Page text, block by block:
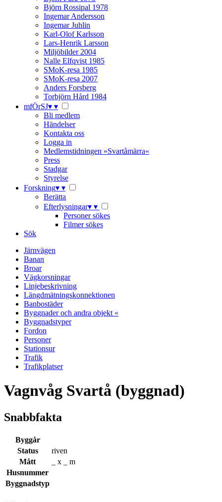
Björn Rossipal 1978
Ingemar Andersson
Ingemar Juhlin
Karl-Olof Karlsson
Lars-Henrik Larsson
Miljöbilder 2004
Nalle Elfqvist 1985
SMoK-resa 1985
SMoK-resa 2007
Anders Forsberg
Torbjörn Hård 1984
mfÖrSJ▾ ▾
Bli medlem
Händelser
Kontakta oss
Logga in
Medlemstidningen »Svartåmärra«
Press
Stadgar
Styrelse
Forskning▾ ▾
Berätta
Efterlysningar▾ ▾
Personer sökes
Filmer sökes
Sök
Järnvägen
Banan
Broar
Vägkorsningar
Linjebeskrivning
Längdmätningskonnektionen
Banbostäder
Byggnader och andra objekt «
Byggnadstyper
Fordon
Personer
Stationsur
Trafik
Trafikplatser
Vagnvåg Svartå (byggnad)
Snabbfakta
Byggår
Status
riven
Mått
_ x _ m
Husnummer
Byggnadstyp